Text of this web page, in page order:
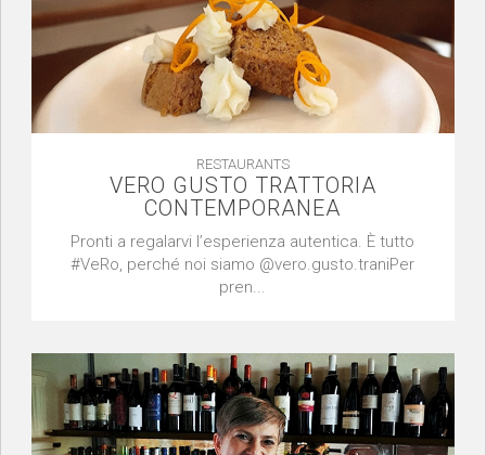
RESTAURANTS
VERO GUSTO TRATTORIA
CONTEMPORANEA
Pronti a regalarvi l’esperienza autentica. È tutto
#VeRo, perché noi siamo @vero.gusto.traniPer
pren...